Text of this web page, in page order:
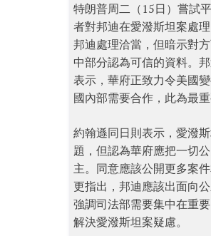
特朗普周二（15日）嘗試
者對邦迪在愛潑斯坦案處
邦迪處理洽當，但暗示對
中部分認為可信的資料。
表示，華府正致力令美國
國內部需要合作，此為最重
約翰遜同日則表示，愛潑
題，但認為華府應把一切
主。同意應該公開更多案
更指出，邦迪應該出面向
強調司法部需要集中在重
解決愛潑斯坦案疑慮。